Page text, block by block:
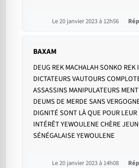
Le 20 janvier 2023 à 12h56
BAXAM
DEUG REK MACHALAH SONKO REK
DICTATEURS VAUTOURS
ASSASSINS MANIPULATEURS
DEUMS DE MERDE SANS
DIGNITÉ SONT LÀ QUE POUR LEUR
INTÉRÊT YEWOULENE CHÈRE
SÉNÉGALAISE YEWOULENE
Le 20 janvier 2023 à 14h08